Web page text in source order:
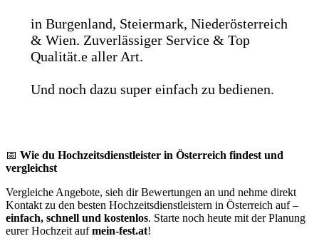
in Burgenland, Steiermark, Niederösterreich
& Wien. Zuverlässiger Service & Top
Qualität.e aller Art.
Und noch dazu super einfach zu bedienen.
📅 Wie du Hochzeitsdienstleister in Österreich findest und
vergleichst
Vergleiche Angebote, sieh dir Bewertungen an und nehme direkt
Kontakt zu den besten Hochzeitsdienstleistern in Österreich auf –
einfach, schnell und kostenlos. Starte noch heute mit der Planung
eurer Hochzeit aufmein-fest.at!